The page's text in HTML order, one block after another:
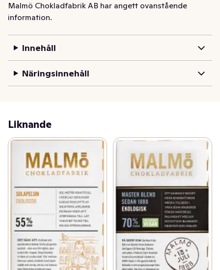
Malmö Chokladfabrik AB har angett ovanstående
information.
Innehåll
Näringsinnehåll
Liknande